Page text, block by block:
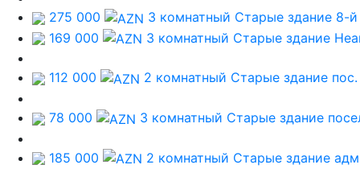
275 000 3 комнатный Старые здание 8-
169 000
3 комнатный Старые здание
112 000 2 комнатный Старые здание
78 000 3 комнатный Старые здание
185 000 2 комнатный Старые здание